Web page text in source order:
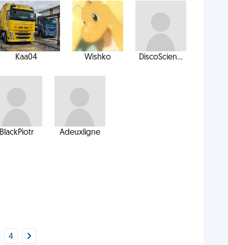
Kaa04 Wishko DiscoScien...
BlackPiotr Adeuxligne
4